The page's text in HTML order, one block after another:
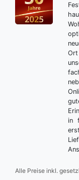
in
Alle Preise inkl.